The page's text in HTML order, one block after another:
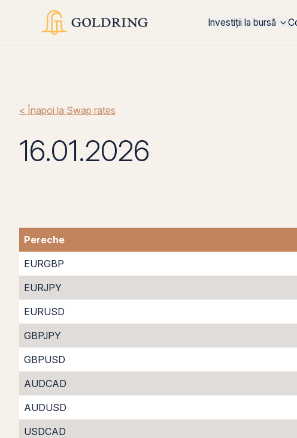
Investiții la bursă
< Înapoi la Swap rates
16.01.2026
Pereche
EURGBP
EURJPY
EURUSD
GBPJPY
GBPUSD
AUDCAD
AUDUSD
USDCAD